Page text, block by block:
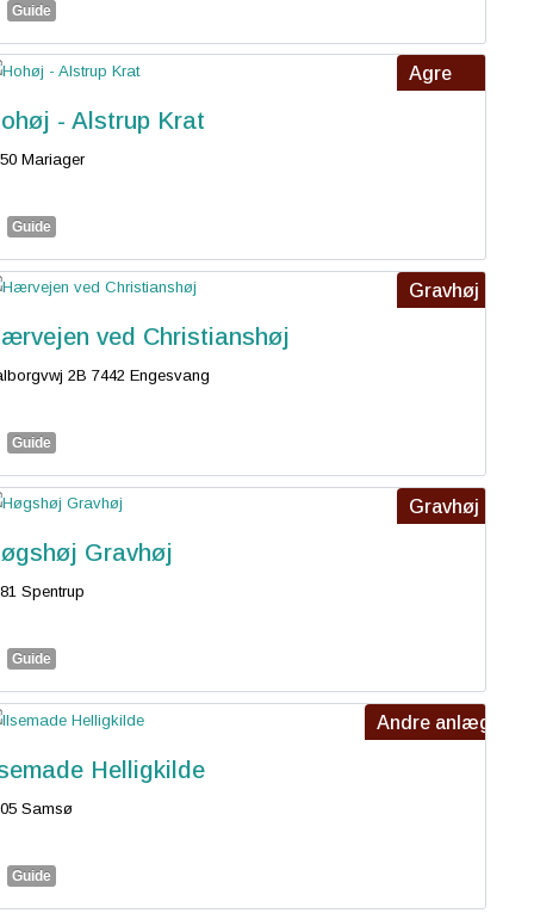
Guide
Agre
- Alstrup Krat
Mariager
Guide
Gravhøj
ved Christianshøj
2B 7442 Engesvang
Guide
Gravhøj
Gravhøj
Spentrup
Guide
Andre anlæg
Helligkilde
Samsø
Guide